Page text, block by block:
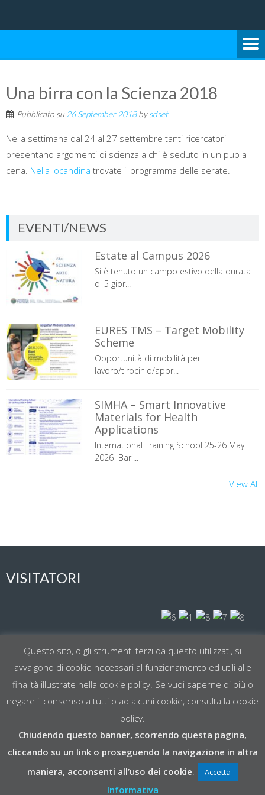
SCUOLA DI SCIENZE E
Una birra con la Scienza 2018
Pubblicato su 26 September 2018by sdset
Nella settimana dal 24 al 27 settembre tanti ricercatori
presentano argomenti di scienza a chi è seduto in un pub a
cena. Nella locandina trovate il programma delle serate.
EVENTI/NEWS
Estate al Campus 2026
Si è tenuto un campo estivo della durata
di 5 gior...
EURES TMS – Target Mobility
Scheme
Opportunità di mobilità per
lavoro/tirocinio/appr...
SIMHA – Smart Innovative
Materials for Health
Applications
International Training School 25-26 May
2026 Bari...
View All
VISITATORI
Visit Today : 72
Total Visit : 61878
SITO REALIZZATO CON RISORSE RECAS BARI
SCUOLA DI SCIENZE E TECNOLOGIE
Questo sito, o gli strumenti terzi da questo utilizzati, si
avvalgono di cookie necessari al funzionamento ed utili alle
finalità illustrate nella cookie policy. Se vuoi saperne di più o
negare il consenso a tutti o ad alcuni cookie, consulta la cookie
policy.
Chiudendo questo banner, scorrendo questa pagina,
cliccando su un link o proseguendo la navigazione in altra
maniera, acconsenti all’uso dei cookie
Accetta
Informativa